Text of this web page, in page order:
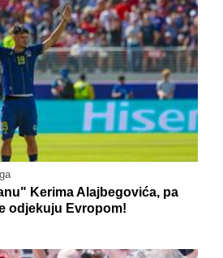
Kerima Alajbegovića, pa
odjekuju Evropom!